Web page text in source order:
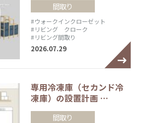
間取り
#ウォークインクローゼット
#リビング クローク
#リビング間取り
2026.07.29
専用冷凍庫（セカンド冷
凍庫）の設置計画 …
間取り